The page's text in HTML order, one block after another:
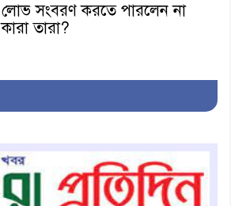
লোভ সংবরণ করতে পারলেন না
কারা তারা?
অনূর্ধ্ব-১৭ জাতীয় চ্যাম্পিয়ন মাগুরা
রোববার থেকে ভারতীয় ট্যুরিস্ট
ভিসা চালু